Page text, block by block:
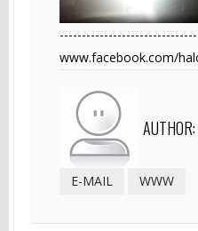
www.facebook.com/
AUTHOR:
E-MAIL WWW